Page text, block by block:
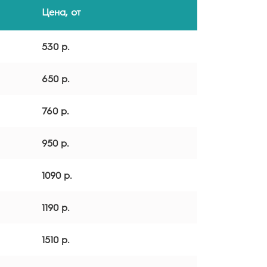
Цена, от
530 р.
650 р.
760 р.
950 р.
1090 р.
1190 р.
1510 р.